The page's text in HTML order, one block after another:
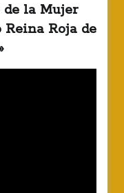
la Mujer
Roja de